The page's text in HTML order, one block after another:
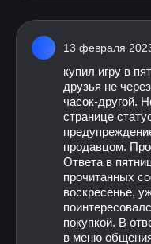
13 февраля
купил игру в
друзья не
часок-другой.
странице
продавцом.
Ответа в
прочитанных
воскресенье,
покупкой. В
в меню